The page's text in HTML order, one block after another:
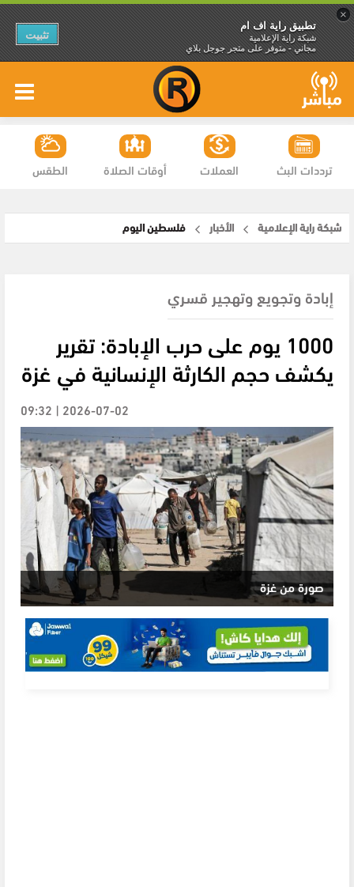
×
تطبيق راية اف ام
شبكة راية الإعلامية
مجاني - متوفر على متجر جوجل بلاي
تثبيت
الطقس أوقات الصلاة العملات ترددات البث
شبكة راية الإعلامية الأخبار فلسطين اليوم
إبادة وتجويع وتهجير قسري
1000 يوم على حرب الإبادة: تقرير
يكشف حجم الكارثة الإنسانية في غزة
2026-07-02 | 09:32
صورة من غزة